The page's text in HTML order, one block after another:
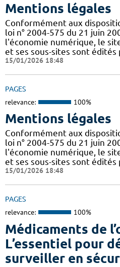
Mentions légales
Conformément aux
loi n° 2004-575 du 21 juin
l'économie numérique, le
et ses sous-sites sont édités
15/01/2026 18:48
PAGES
relevance: 100%
Mentions légales
Conformément aux
loi n° 2004-575 du 21 juin
l'économie numérique, le
et ses sous-sites sont édités
15/01/2026 18:48
PAGES
relevance: 100%
Médicaments de
L’essentiel pour
surveiller en